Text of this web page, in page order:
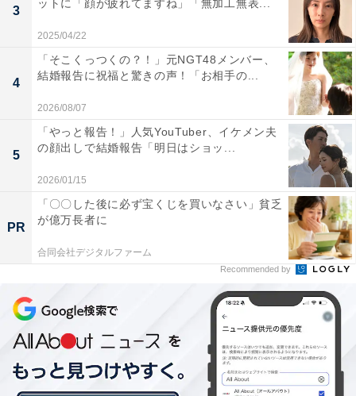
3
ットに「顔が疲れてますね」「無加工無表...
2025/04/22
4
「そこくっつくの？！」元NGT48メンバー、
結婚報告に祝福と驚きの声！「お相手の...
2026/08/07
5
「やっと報告！」人気YouTuber、イケメン夫
の顔出しで結婚報告「明日はショッ...
2026/01/15
PR
「〇〇した後に必ず宝くじを買いなさい」貧乏
が億万長者に
合同会社デジタルファーム
Recommended by